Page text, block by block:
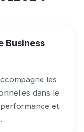
Business
les
dans le
performance et